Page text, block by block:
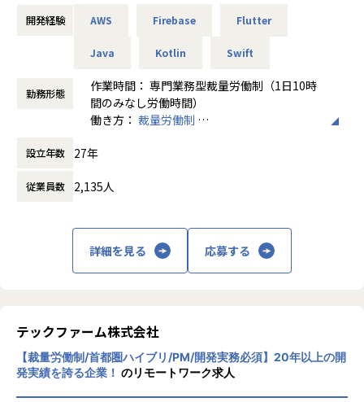
ユーザー登録数1500万人を超える人材紹介サービス
ント「30代」「求人の質」部門 第１位
ent.html
継続的な開発・改善
utter）
・サーバーサイドチームと連携したAPI設計・実装
・OSアップデートへの追従、OS新機能の導入提案・実装
・テックリード: チームの技術選定やアーキテクチャ設計を
主導し、技術力でプロダクトを牽引
・プロダクトマネージャー: 企画・要件定義など最上流から
携わり、プロダクトの成長をリード
・フルスタックエンジニア: サーバーサイドやインフラ領域
開発経験 AWS Firebase Flutter
Java Kotlin Swift
勤務形態
作業時間： 専門業務型裁量労働制（1日10時
間のみなし労働時間）
働き方： 裁量労働制
休憩時間： 60分
設立年数 27年
従業員数 2,135人
詳細を見る 応募する
テックファーム株式会社
【裁量労働制/首都圏ハイブリ/PM/開発実務必須】20年以上の開
発実績を誇る企業！ のリモートワーク求人